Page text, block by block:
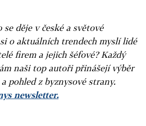
se děje v české a světové
o aktuálních trendech myslí lidé
firem a jejich šéfové? Každý
naši top autoři přinášejí výběr
pohled z byznysové strany.
newsletter.